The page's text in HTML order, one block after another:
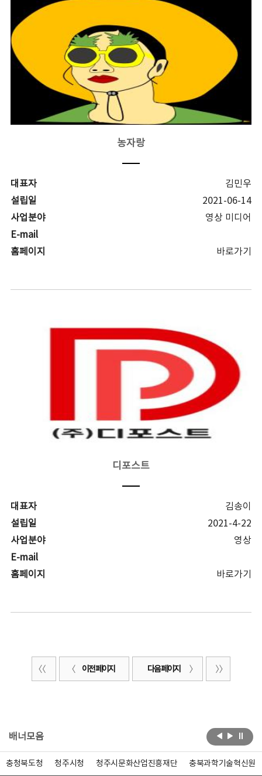
농자랑
대표자
김민우
설립일
2021-06-14
사업분야
영상 미디어
E-mail
홈페이지
바로가기
디포스트
대표자
김송이
설립일
2021-4-22
사업분야
영상
E-mail
홈페이지
바로가기
이전 페이지 다음 페이지
배너모음
충청북도청 청주시청 청주시문화산업진흥재단 충북과학기술혁신원